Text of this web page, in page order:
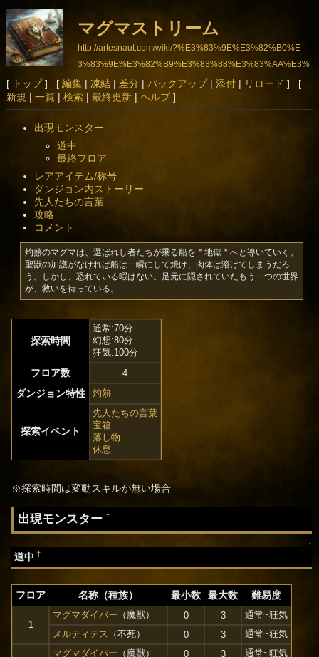
マグマストリーム
http://artesnaut.com/wiki/?%E3%83%9E%E3%82%B0%E
3%83%9E%E3%82%B9%E3%83%88%E3%83%AA%E3%
83%BC%E3%83%A0
[ トップ] [ 編集| 凍結| 差分 | バックアップ| 添付| リロード ] [
新規 | 一覧 | 検索| 最終更新| ヘルプ]
出現モンスター
道中
最終フロア
レアアイテム/称号
ダンジョン内ストーリー
先人たちの言葉
攻略
コメント
灼熱のマグマは、選ばれし者たちが乗る船を＂地獄＂へと導いていく。
聖獣の加護がなければ船は一瞬にして焼け、肉体は溶けてしまうだろ
う。しかし、恐れている暇はない。足元に隠されていたもう一つの世界
が、救いを待っている。
探索時間
通常:70分
幻想:80分
狂気:100分
フロア数 4
ダンジョン特性 灼熱
探索イベント
先人たちの言葉
宝箱
落し物
休息
※探索時間は変動スキルが無い場合
出現モンスター†
↑
道中†
フロア 名称（種族） 最小数 最大数 難易度
1
マグマダイバー （魔獣） 0 3
通常~狂気
メルティデス
（不死） 0 3 通常~狂気
マグマダイバー （魔獣） 0 3
通常~狂気